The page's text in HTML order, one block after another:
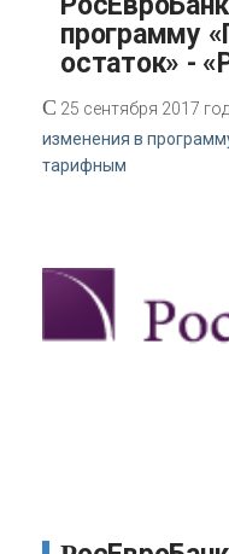
программу
остаток» -
С 25 сентября 2017
изменения в
тарифным